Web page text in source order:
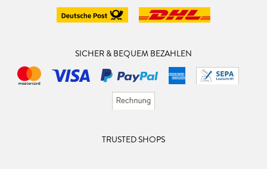
SICHER & BEQUEM BEZAHLEN
TRUSTED SHOPS